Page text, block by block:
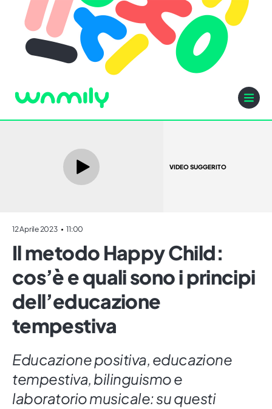
VIDEO SUGGERITO
12 Aprile 2023 11:00
Il metodo Happy Child:
cos’è e quali sono i principi
dell’educazione
tempestiva
Educazione positiva, educazione
tempestiva, bilinguismo e
laboratorio musicale: su questi